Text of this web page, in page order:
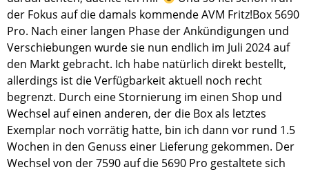
der Fokus auf die damals kommende AVM Fritz!Box 5690
Pro. Nach einer langen Phase der Ankündigungen und
Verschiebungen wurde sie nun endlich im Juli 2024 auf
den Markt gebracht. Ich habe natürlich direkt bestellt,
allerdings ist die Verfügbarkeit aktuell noch recht
begrenzt. Durch eine Stornierung im einen Shop und
Wechsel auf einen anderen, der die Box als letztes
Exemplar noch vorrätig hatte, bin ich dann vor rund 1.5
Wochen in den Genuss einer Lieferung gekommen. Der
Wechsel von der 7590 auf die 5690 Pro gestaltete sich